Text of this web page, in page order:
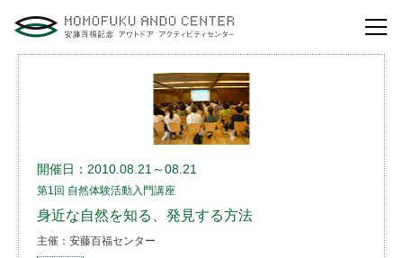
自然体験活動とは？
安藤百福センターの役割とビジョン
研修・講演
体験イベント
開催日：2010.08.21～08.21
第1回 自然体験活動入門講座
身近な自然を知る、発見する方法
主催：安藤百福センター